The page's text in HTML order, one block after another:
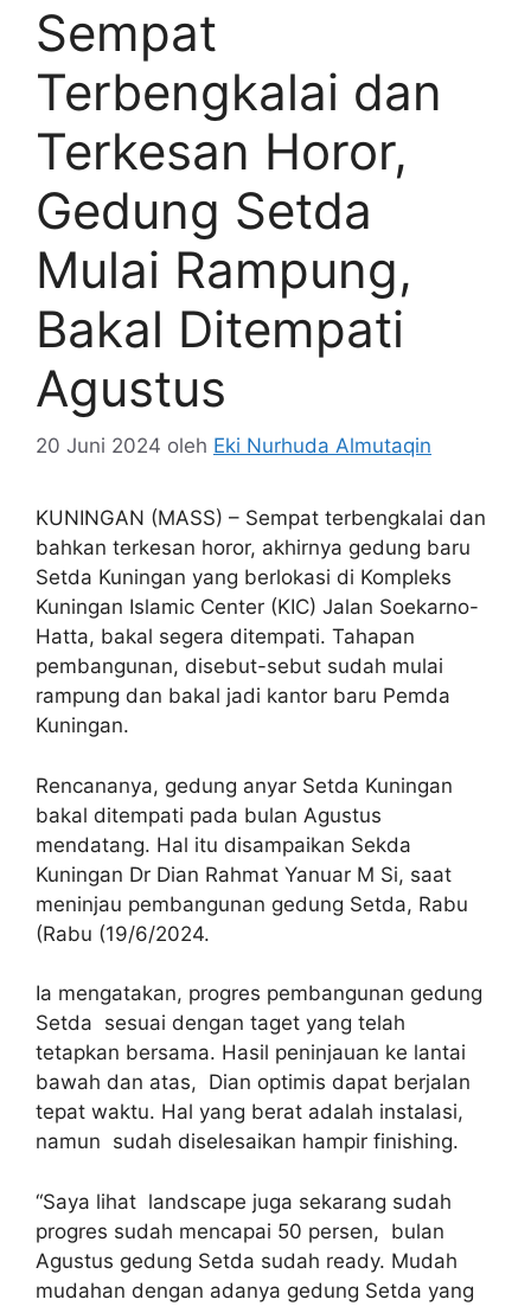
Sempat
Terbengkalai dan
Terkesan Horor,
Gedung Setda
Mulai Rampung,
Bakal Ditempati
Agustus
20 Juni 2024 oleh Eki Nurhuda Almutaqin
KUNINGAN (MASS) – Sempat terbengkalai dan
bahkan terkesan horor, akhirnya gedung baru
Setda Kuningan yang berlokasi di Kompleks
Kuningan Islamic Center (KIC) Jalan Soekarno-
Hatta, bakal segera ditempati. Tahapan
pembangunan, disebut-sebut sudah mulai
rampung dan bakal jadi kantor baru Pemda
Kuningan.
Rencananya, gedung anyar Setda Kuningan
bakal ditempati pada bulan Agustus
mendatang. Hal itu disampaikan Sekda
Kuningan Dr Dian Rahmat Yanuar M Si, saat
meninjau pembangunan gedung Setda, Rabu
(Rabu (19/6/2024.
Ia mengatakan, progres pembangunan gedung
Setda sesuai dengan taget yang telah
tetapkan bersama. Hasil peninjauan ke lantai
bawah dan atas, Dian optimis dapat berjalan
tepat waktu. Hal yang berat adalah instalasi,
namun sudah diselesaikan hampir finishing.
“Saya lihat landscape juga sekarang sudah
progres sudah mencapai 50 persen, bulan
Agustus gedung Setda sudah ready. Mudah
mudahan dengan adanya gedung Setda yang